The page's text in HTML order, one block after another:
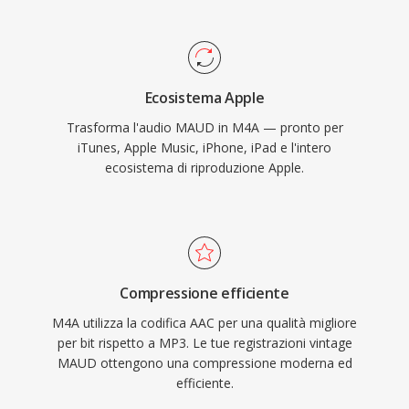
nativamente — mentre il supporto di terze
parti comprende VLC, foobar2000, Android e la
maggior parte dei sistemi di infotainment
automobilistici. Tre benefici tangibili
definiscono il formato: efficienza di codifica
superiore rispetto ai codec lossy precedenti,
dual-mode che serve sia flussi di lavoro lossy
Ecosistema Apple
Trasforma l'audio MAUD in M4A — pronto per
iTunes, Apple Music, iPhone, iPad e l'intero
ecosistema di riproduzione Apple.
Compressione efficiente
M4A utilizza la codifica AAC per una qualità migliore
per bit rispetto a MP3. Le tue registrazioni vintage
MAUD ottengono una compressione moderna ed
efficiente.